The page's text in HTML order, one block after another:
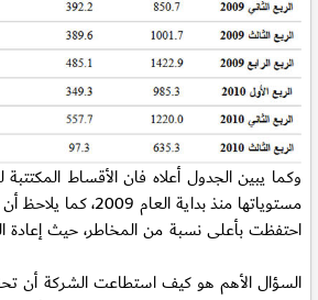
وكما يبين الجدول أعلاه فان الأقساط
مستوياتها منذ بداية
السؤال الأهم هو كيف استطاعت الشركة أن